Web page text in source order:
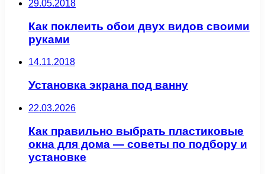
29.05.2018
Как поклеить обои двух видов своими
руками
14.11.2018
Установка экрана под ванну
22.03.2026
Как правильно выбрать пластиковые
окна для дома — советы по подбору и
установке